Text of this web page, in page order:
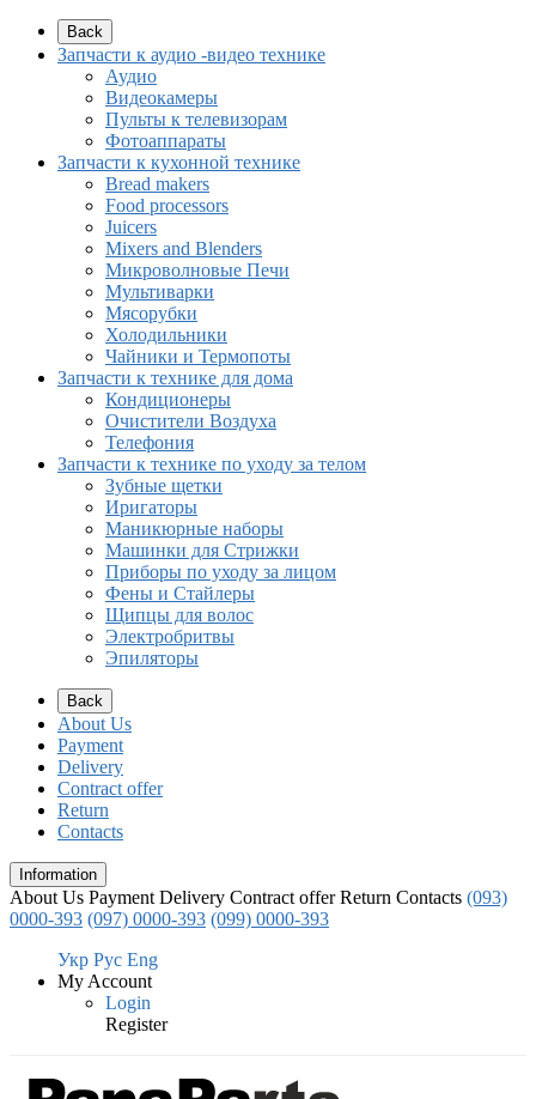
Back
Запчасти к аудио -видео технике
Аудио
Видеокамеры
Пульты к телевизорам
Фотоаппараты
Запчасти к кухонной технике
Bread makers
Food processors
Juicers
Mixers and Blenders
Микроволновые Печи
Мультиварки
Мясорубки
Холодильники
Чайники и Термопоты
Запчасти к технике для дома
Кондиционеры
Очистители Воздуха
Телефония
Запчасти к технике по уходу за телом
Зубные щетки
Иригаторы
Маникюрные наборы
Машинки для Стрижки
Приборы по уходу за лицом
Фены и Стайлеры
Щипцы для волос
Электробритвы
Эпиляторы
Back
About Us
Payment
Delivery
Contract offer
Return
Contacts
Information
About Us Payment Delivery Contract offer Return Contacts (093)
0000-393 (097) 0000-393 (099) 0000-393
Укр Рус Eng
My Account
Login
Register